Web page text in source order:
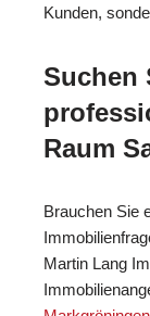
Kunden,
Suchen
Raum
Brauchen Sie
Martin Lang